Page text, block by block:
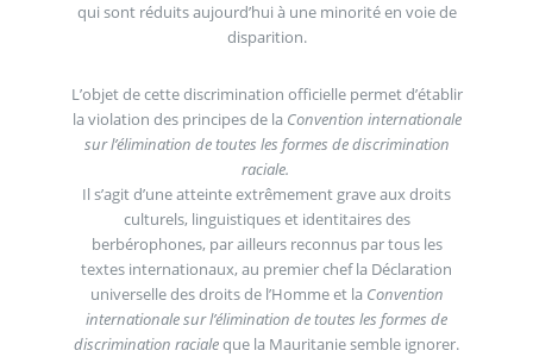
qui sont réduits aujourd’hui à une minorité en voie de
disparition.
L’objet de cette discrimination officielle permet d’établir
la violation des principes de la Convention internationale
sur l’élimination de toutes les formes de discrimination
raciale.
Il s’agit d’une atteinte extrêmement grave aux droits
culturels, linguistiques et identitaires des
berbérophones, par ailleurs reconnus par tous les
textes internationaux, au premier chef la Déclaration
universelle des droits de l’Homme et la Convention
internationale sur l’élimination de toutes les formes de
discrimination racialeque la Mauritanie semble ignorer.